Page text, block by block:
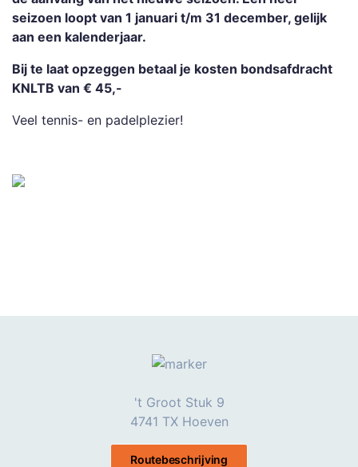
seizoen loopt van 1 januari t/m 31 december, gelijk
aan een kalenderjaar.
Bij te laat opzeggen betaal je kosten bondsafdracht
KNLTB van € 45,-
Veel tennis- en padelplezier!
't Groot Stuk 9
4741 TX Hoeven
Routebeschrijving